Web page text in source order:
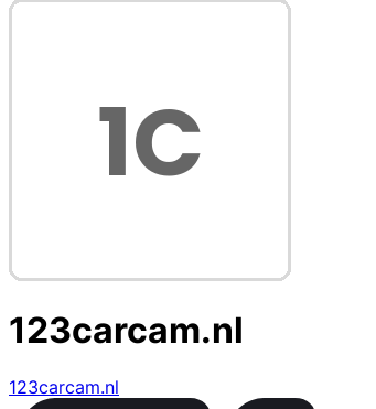
123carcam.nl
123carcam.nl